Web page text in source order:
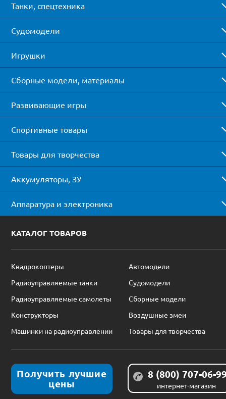
Танки, спецтехника
Судомодели
Игрушки
Сборные модели, материалы
Развивающие игры
Спортивные товары
Товары для творчества
Аккумуляторы, ЗУ
Аппаратура и электроника
КАТАЛОГ ТОВАРОВ
Квадрокоптеры
Автомодели
Радиоуправляемые танки
Судомодели
Радиоуправляемые самолеты
Сборные модели
Конструкторы
Воздушные змеи
Машинки на радиоуправлении
Товары для творчества
Получить лучшие
цены
8 (800) 707-06-
интернет-магазин